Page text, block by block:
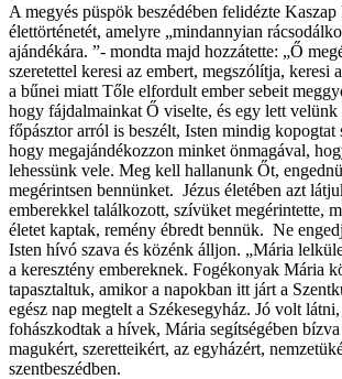
A megyés püspök beszédében felidézte
élettörténetét, amelyre „mindannyian
ajándékára. ”- mondta majd hozzátette: „Ő
szeretettel keresi az embert, megszólítja, keresi
a bűnei miatt Tőle elfordult ember sebeit
hogy fájdalmainkat Ő viselte, és egy lett
főpásztor arról is beszélt, Isten mindig kopogtat
hogy megajándékozzon minket önmagával,
lehessünk vele. Meg kell hallanunk Őt,
megérintsen bennünket. Jézus életében azt
emberekkel találkozott, szívüket megérintette,
életet kaptak, remény ébredt bennük. Ne
Isten hívó szava és közénk álljon. „Mária
a keresztény embereknek. Fogékonyak Mária
tapasztaltuk, amikor a napokban itt járt a
egész nap megtelt a Székesegyház. Jó volt
fohászkodtak a hívek, Mária segítségében
magukért, szeretteikért, az egyházért,
szentbeszédben.